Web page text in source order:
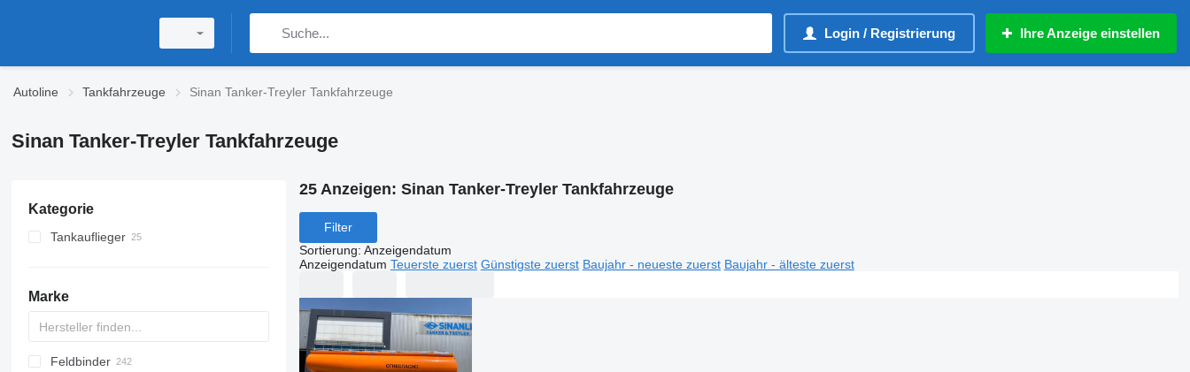
Login / Registrierung Ihre Anzeige einstellen
Autoline Tankfahrzeuge Sinan Tanker-Treyler Tankfahrzeuge
Sinan Tanker-Treyler Tankfahrzeuge
Kategorie
Tankauflieger
Bitumenauflieger
Chemietankauflieger
Gastankauflieger
Tankwagen Auflieger
Marke
54500
SVM
NCG
CB
T-series
SAPL
KIS
STF
ADR
CK
SOA
K series
LPG
45
AMMONIA
Carrytank
Feldbinder
25 Anzeigen: Sinan Tanker-Treyler Tankfahrzeuge
Filter
Sortierung: Anzeigendatum
Anzeigendatum Teuerste zuerst Günstigste zuerst Baujahr - neueste zuerst Baujahr - älteste zuerst